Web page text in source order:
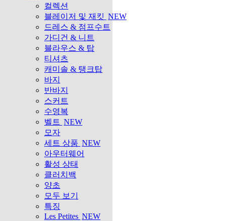
컬렉션
블레이저 및 재킷 NEW
드레스 & 점프수트
가디건 & 니트
블라우스 & 탑
티셔츠
캐미솔 & 탱크탑
바지
반바지
스커트
수영복
벨트 NEW
모자
세트 상품 NEW
아우터웨어
활성 상태
클러치백
양초
모두 보기
특징
Les Petites NEW